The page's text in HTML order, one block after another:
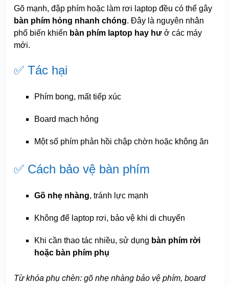
Gõ mạnh, đập phím hoặc làm rơi laptop đều có thể gây
bàn phím hỏng nhanh chóng. Đây là nguyên nhân
phổ biến khiến bàn phím laptop hay hưở các máy
mới.
✅ Tác hại
Phím bong, mất tiếp xúc
Board mạch hỏng
Một số phím phản hồi chập chờn hoặc không ăn
✅ Cách bảo vệ bàn phím
Gõ nhẹ nhàng, tránh lực mạnh
Không để laptop rơi, bảo vệ khi di chuyển
Khi cần thao tác nhiều, sử dụng bàn phím rời
hoặc bàn phím phụ
Từ khóa phụ chèn: gõ nhẹ nhàng bảo vệ phím, board